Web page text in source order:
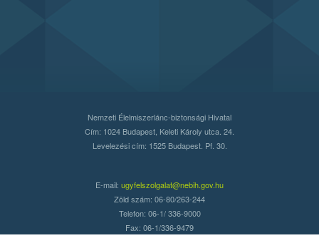
Nemzeti Élelmiszerlánc-biztonsági Hivatal
Cím: 1024 Budapest, Keleti Károly utca. 24.
Levelezési cím: 1525 Budapest. Pf. 30.
E-mail: ugyfelszolgalat@nebih.gov.hu
Zöld szám: 06-80/263-244
Telefon: 06-1/ 336-9000
Fax: 06-1/336-9479